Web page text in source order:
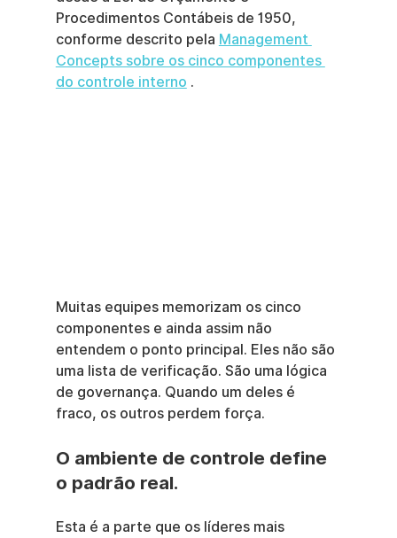
Procedimentos Contábeis de 1950,
conforme descrito pela Management
Concepts sobre os cinco componentes
do controle interno .
Muitas equipes memorizam os cinco
componentes e ainda assim não
entendem o ponto principal. Eles não são
uma lista de verificação. São uma lógica
de governança. Quando um deles é
fraco, os outros perdem força.
O ambiente de controle define
o padrão real.
Esta é a parte que os líderes mais